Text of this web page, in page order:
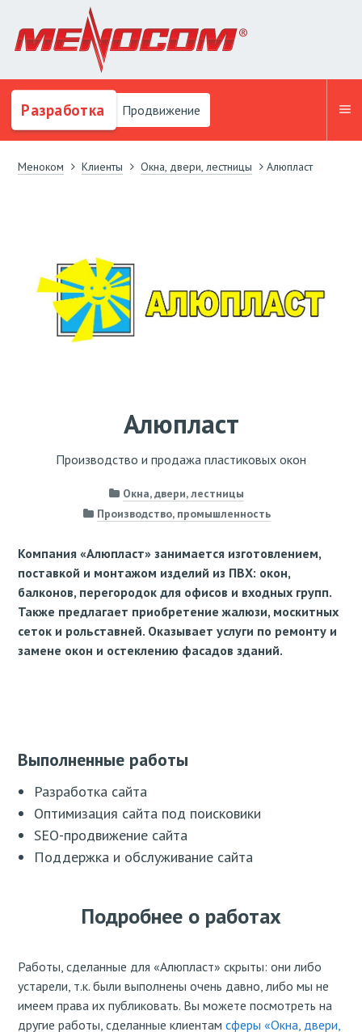
Разработка Продвижение
Меноком Клиенты Окна, двери, лестницы Алюпласт
Алюпласт
Производство и продажа пластиковых окон
Окна, двери, лестницы
Производство, промышленность
Компания «Алюпласт» занимается изготовлением,
поставкой и монтажом изделий из ПВХ: окон,
балконов, перегородок для офисов и входных групп.
Также предлагает приобретение жалюзи, москитных
сеток и рольставней. Оказывает услуги по ремонту и
замене окон и остеклению фасадов зданий.
Выполненные работы
Разработка сайта
Оптимизация сайта под поисковики
SEO-продвижение сайта
Поддержка и обслуживание сайта
Подробнее о работах
Работы, сделанные для «Алюпласт» скрыты: они либо
устарели, т.к. были выполнены очень давно, либо мы не
имеем права их публиковать. Вы можете посмотреть на
другие работы, сделанные клиентам сферы «Окна, двери,